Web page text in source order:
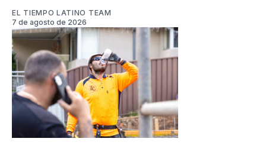
EL TIEMPO LATINO TEAM
7 de agosto de 2026